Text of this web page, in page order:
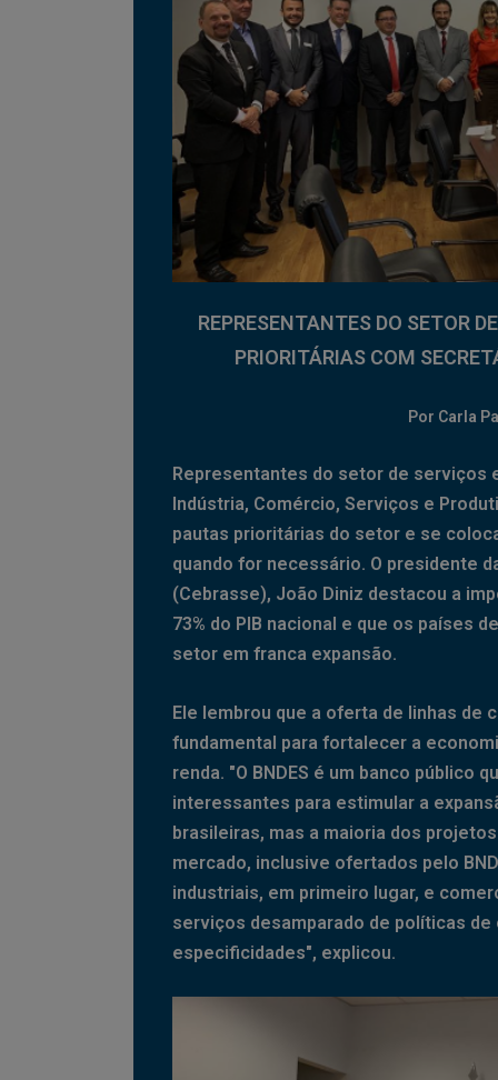
REPRESENTANTES DO SETOR
PRIORITÁRIAS COM
Por Carla
Representantes do setor de serviços
Indústria, Comércio, Serviços e
pautas prioritárias do setor e se
quando for necessário. O presidente
(Cebrasse), João Diniz destacou a
73% do PIB nacional e que os países
setor em franca expansão.
Ele lembrou que a oferta de linhas de
fundamental para fortalecer a
renda. "O BNDES é um banco público
interessantes para estimular a
brasileiras, mas a maioria dos
mercado, inclusive ofertados pelo
industriais, em primeiro lugar, e
serviços desamparado de políticas
especificidades", explicou.